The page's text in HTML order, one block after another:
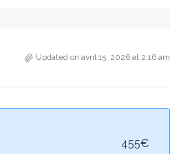
Updated on avril 15, 2026 at 2:16 am
455€